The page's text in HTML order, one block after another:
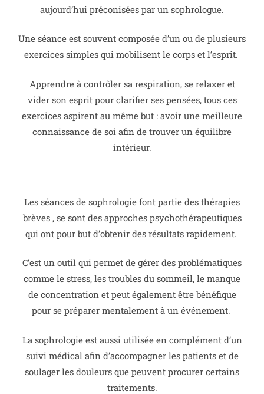
aujourd’hui préconisées par un sophrologue.
Une séance est souvent composée d’un ou de plusieurs
exercices simples qui mobilisent le corps et l’esprit.
Apprendre à contrôler sa respiration, se relaxer et
vider son esprit pour clarifier ses pensées, tous ces
exercices aspirent au même but : avoir une meilleure
connaissance de soi afin de trouver un équilibre
intérieur.
Les séances de sophrologie font partie des thérapies
brèves , se sont des approches psychothérapeutiques
qui ont pour but d’obtenir des résultats rapidement.
C’est un outil qui permet de gérer des problématiques
comme le stress, les troubles du sommeil, le manque
de concentration et peut également être bénéfique
pour se préparer mentalement à un événement.
La sophrologie est aussi utilisée en complément d’un
suivi médical afin d’accompagner les patients et de
soulager les douleurs que peuvent procurer certains
traitements.